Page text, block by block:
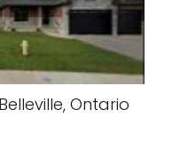
Ontario